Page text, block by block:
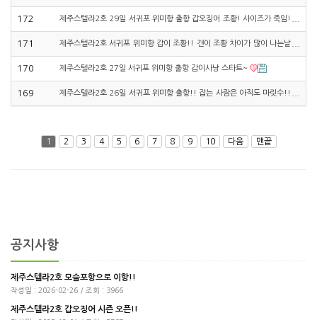
172 제주스텔라2호 29일 서귀포 위미항 출항 갑오징어 조황! 사이즈가 죽임!
171
제주스텔라2호 서귀포 위미항 갑이 조황!! 갠이 조황 차이가 많이 나는날
~
170 제주스텔라2호 27일 서귀포 위미항 출항 갑이사냥 스타트~
169 제주스텔라2호 26일 서귀포 위미항 출항!! 잡는 사람은 아직도 마릿수!!
1 2 3 4 5 6 7 8 9 10 다음 맨끝
공지사항
제주스텔라2호 모슬포항으로 이항!!
작성일 : 2026-02-26 / 조회 : 3966
제주스텔라2호 갑오징어 시즌 오픈!!